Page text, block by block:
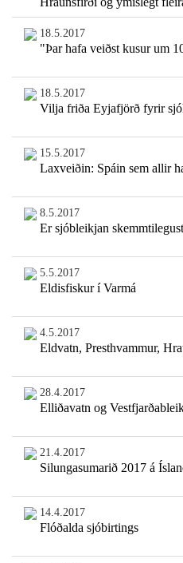
18.5.2017
"Þar hafa veiðst kusur um
18.5.2017
Vilja friða Eyjafjörð fyrir
15.5.2017
Laxveiðin: Spáin sem allir
8.5.2017
Er sjóbleikjan
5.5.2017
Eldisfiskur í Varmá
4.5.2017
Eldvatn, Presthvammur,
28.4.2017
Elliðavatn og
21.4.2017
Silungasumarið 2017 á
14.4.2017
Flóðalda sjóbirtings